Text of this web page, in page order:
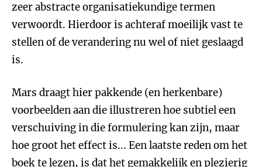
zeer abstracte organisatiekundige termen
verwoordt. Hierdoor is achteraf moeilijk vast te
stellen of de verandering nu wel of niet geslaagd
is.
Mars draagt hier pakkende (en herkenbare)
voorbeelden aan die illustreren hoe subtiel een
verschuiving in die formulering kan zijn, maar
hoe groot het effect is... Een laatste reden om het
boek te lezen, is dat het gemakkelijk en plezierig